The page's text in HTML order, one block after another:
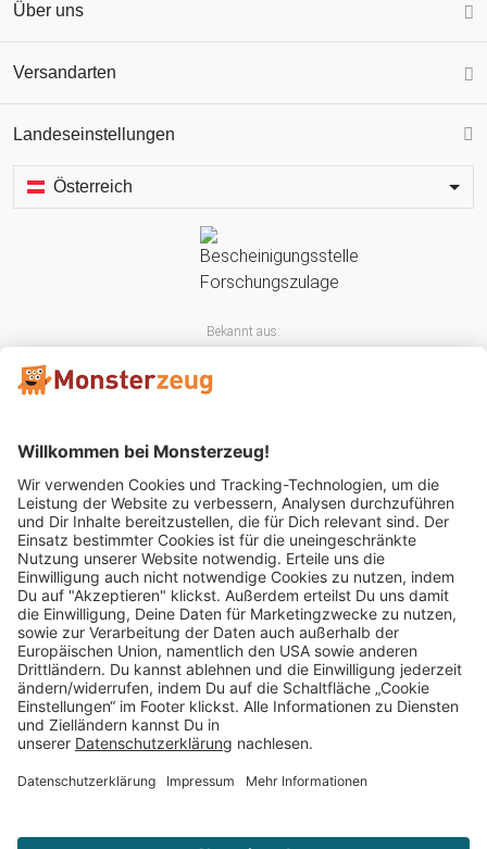
Über uns
Versandarten
Landeseinstellungen
Österreich
Bekannt aus:
Mitglied im:
Impressum AGB Widerrufsbelehrung